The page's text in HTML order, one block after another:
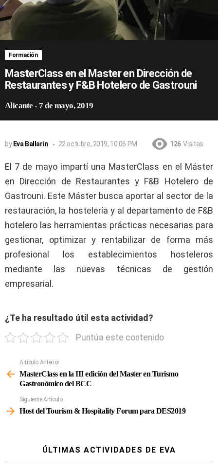
Formación
MasterClass en el Master en Dirección de
Restaurantes y F&B Hotelero de Gastrouni
Alicante - 7 de mayo, 2019
by Eva Ballarin 22 octubre, 2019, 10:06 PM 126 Visitas
El 7 de mayo impartí una MasterClass en el Máster
en Dirección de Restaurantes y F&B Hotelero de
Gastrouni. Este Máster busca aportar al sector de la
restauración, la hostelería y al departamento de F&B
hotelero las herramientas prácticas necesarias para
gestionar, optimizar y rentabilizar de forma más
profesional los establecimientos hosteleros
mediante las nuevas técnicas de gestión
empresarial.
¿Te ha resultado útil esta actividad?
Puntúa este contenido
Más
Artículo Anterior
MasterClass en la III edición del Master en Turismo
Gastronómico del BCC
Siguiente Artículo
Host del Tourism & Hospitality Forum para DES2019
ÚLTIMAS ACTIVIDADES DE EVA